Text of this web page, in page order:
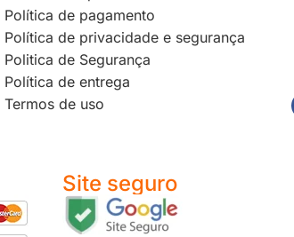
Política de pagamento
Política de privacidade e segurança
Politica de Segurança
Política de entrega
Termos de uso
Site seguro